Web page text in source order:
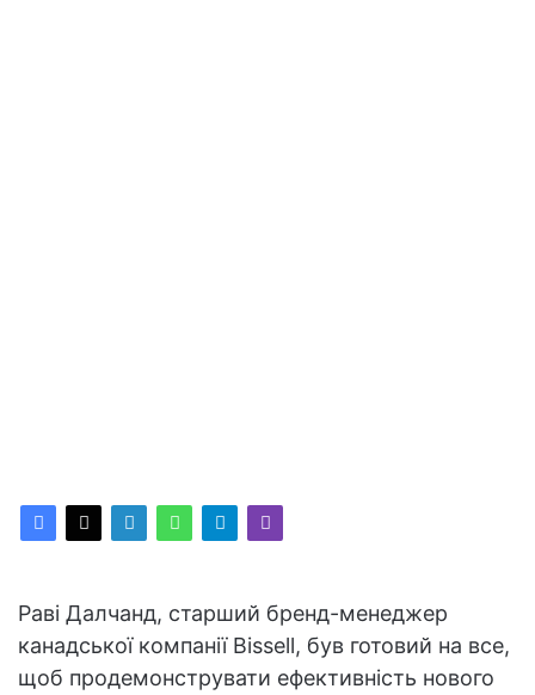
Раві Далчанд, старший бренд-менеджер
канадської компанії Bissell, був готовий на все,
щоб продемонструвати ефективність нового